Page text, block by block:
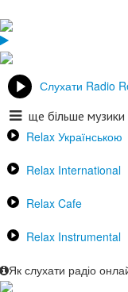
Слухати Radio
ще більше музики
Relax Українською
Relax International
Relax Cafe
Relax Instrumental
Як слухати радіо